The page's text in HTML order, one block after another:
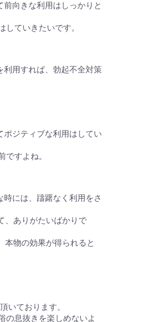
向きな利用はしっかりと
ていきたいです。
用すれば、勃起不全対策
ジティブな利用はしてい
すよね。
には、躊躇なく利用をさ
、ありがたいばかりで
物の効果が得られると
いております。
の息抜きを楽しめないよ